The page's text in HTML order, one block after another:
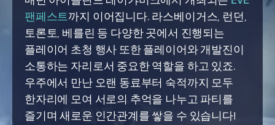
팬페스트까지 이어집니다. 라스베이거스, 런던,
토론토, 베를린 등 다양한 곳에서 진행되는
플레이어 초청 행사 또한 플레이어와 개발진이
소통하는 자리로서 중요한 역할을 하고 있죠.
우주에서 만난 오랜 동료부터 숙적까지 모두
한자리에 모여 서로의 추억을 나누고 파티를
즐기며 새로운 인간관계를 쌓을 수 있습니다!